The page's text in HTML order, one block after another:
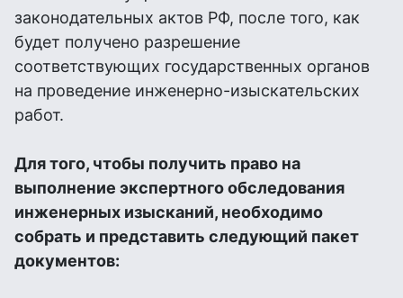
законодательных актов РФ, после того, как
будет получено разрешение
соответствующих государственных органов
на проведение инженерно-изыскательских
работ.
Для того, чтобы получить право на
выполнение экспертного обследования
инженерных изысканий, необходимо
собрать и представить следующий пакет
документов: